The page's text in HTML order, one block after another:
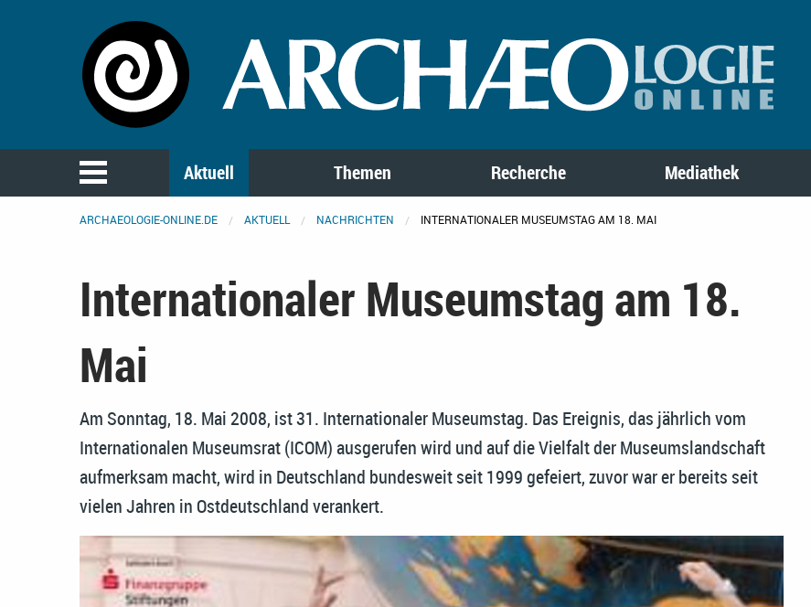
Aktuell Themen Recherche Mediathek
ARCHAEOLOGIE-ONLINE.DE AKTUELL NACHRICHTEN INTERNATIONALER MUSEUMSTAG AM 18. MAI
Internationaler Museumstag am 18.
Mai
Am Sonntag, 18. Mai 2008, ist 31. Internationaler Museumstag. Das Ereignis, das jährlich vom
Internationalen Museumsrat (ICOM) ausgerufen wird und auf die Vielfalt der Museumslandschaft
aufmerksam macht, wird in Deutschland bundesweit seit 1999 gefeiert, zuvor war er bereits seit
vielen Jahren in Ostdeutschland verankert.